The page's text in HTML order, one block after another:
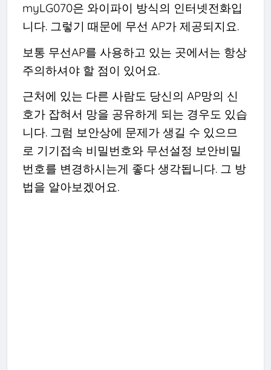
myLG070은 와이파이 방식의 인터넷전화입
니다. 그렇기 때문에 무선 AP가 제공되지요.
보통 무선AP를 사용하고 있는 곳에서는 항상
주의하셔야 할 점이 있어요.
근처에 있는 다른 사람도 당신의 AP망의 신
호가 잡혀서 망을 공유하게 되는 경우도 있습
니다. 그럼 보안상에 문제가 생길 수 있으므
로 기기접속 비밀번호와 무선설정 보안비밀
번호를 변경하시는게 좋다 생각됩니다. 그 방
법을 알아보겠어요.